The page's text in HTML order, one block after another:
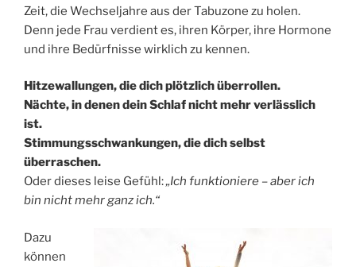
Zeit, die Wechseljahre aus der Tabuzone zu holen.
Denn jede Frau verdient es, ihren Körper, ihre Hormone
und ihre Bedürfnisse wirklich zu kennen.
Hitzewallungen, die dich plötzlich überrollen.
Nächte, in denen dein Schlaf nicht mehr verlässlich
ist.
Stimmungsschwankungen, die dich selbst
überraschen.
Oder dieses leise Gefühl:„Ich funktioniere – aber ich
bin nicht mehr ganz ich.“
Dazu
können